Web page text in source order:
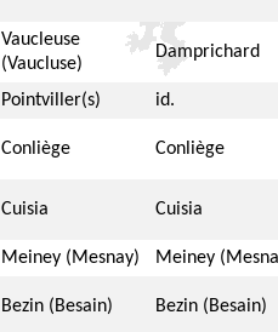
Vaucleuse
(Vaucluse)
Damprichard
Pointviller(s) id.
Conliège Conliège
Cuisia Cuisia
Meiney (Mesnay) Meiney
Bezin (Besain) Bezin (Besain)